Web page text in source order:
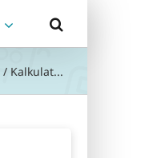
/ Kalkulat...